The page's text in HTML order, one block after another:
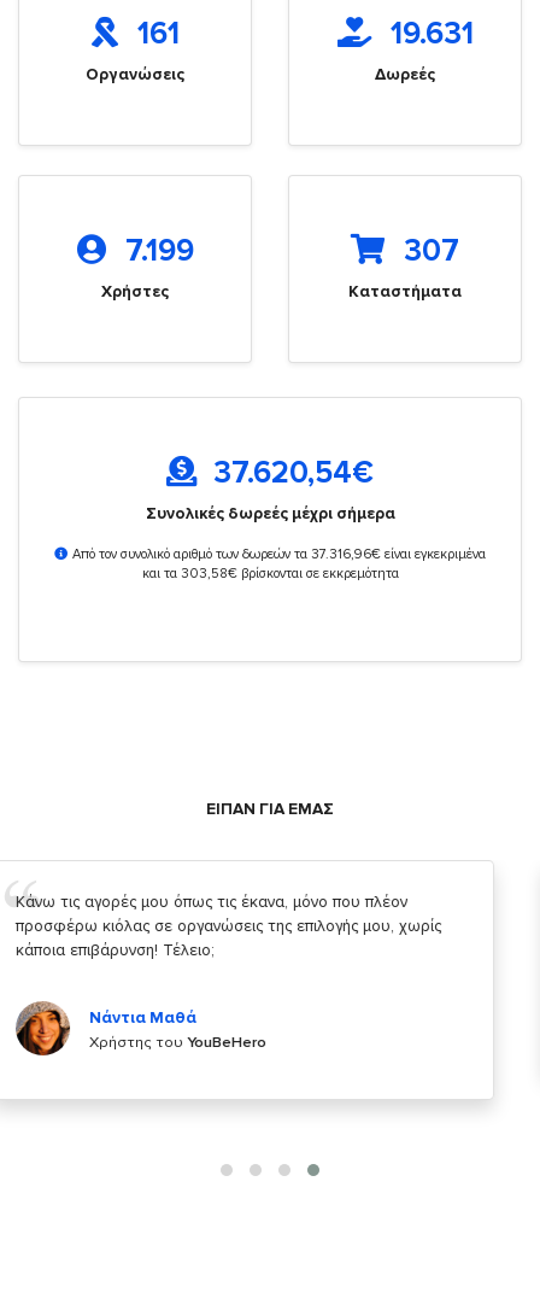
161
Οργανώσεις
19.631
Δωρεές
7.199
Χρήστες
307
Καταστήματα
37.620,54€
Συνολικές δωρεές μέχρι σήμερα
Από τον συνολικό αριθμό των δωρεών τα 37.316,96€ είναι εγκεκριμένα
και τα 303,58€ βρίσκονται σε εκκρεμότητα
ΕΙΠΑΝ ΓΙΑ ΕΜΑΣ
Σας ευχαριστώ που μας δίνετε την δυνατότητα να κάνουμε
κάτι!
Χρήστης του